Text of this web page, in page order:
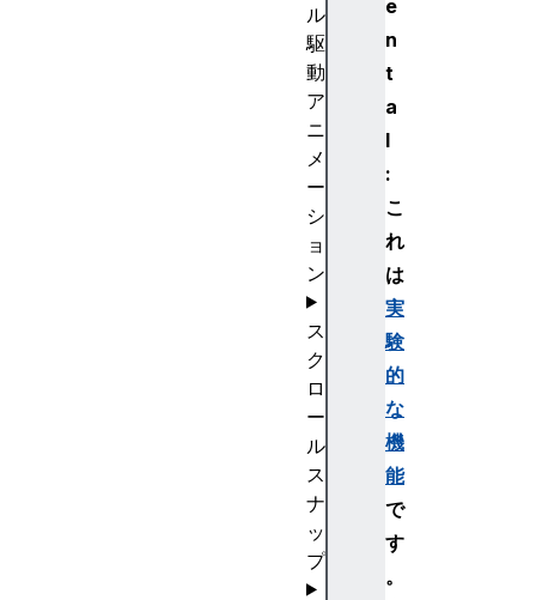
e
n
t
a
l
:
こ
れ
は
実
験
的
な
機
能
で
す
。
ル
駆
動
ア
ニ
メ
ー
シ
ョ
ン
ス
ク
ロ
ー
ル
ス
ナ
ッ
プ